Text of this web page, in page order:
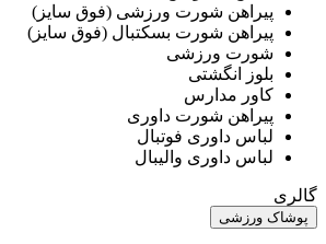
پیراهن شورت ورزشی (فوق سایز)
پیراهن شورت بسکتبال (فوق سایز)
شورت ورزشی
بلوز انگشتی
کاور مدارس
پیراهن شورت داوری
لباس داوری فوتبال
لباس داوری والیبال
گالری
پوشاک ورزشی